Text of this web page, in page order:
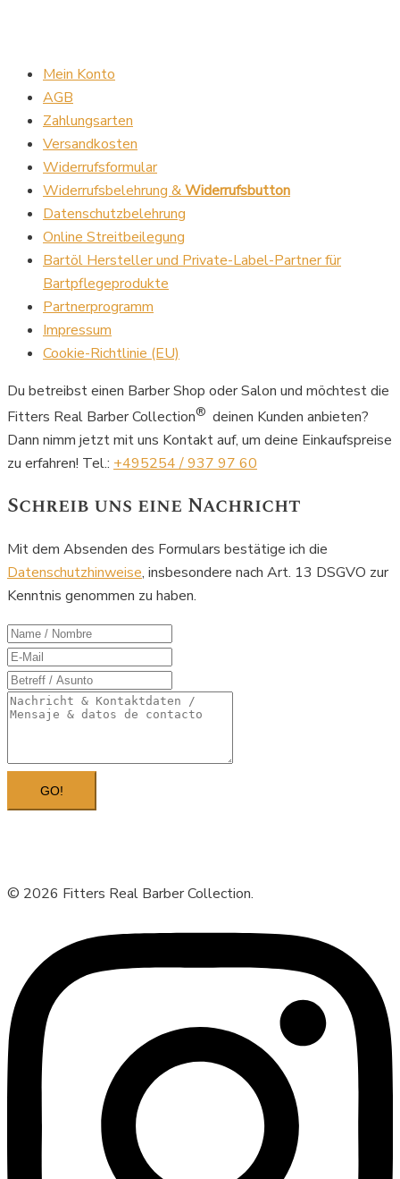
Mein Konto
AGB
Zahlungsarten
Versandkosten
Widerrufsformular
Widerrufsbelehrung &Widerrufsbutton
Datenschutzbelehrung
Online Streitbeilegung
Bartöl Hersteller und Private-Label-Partner für
Bartpflegeprodukte
Partnerprogramm
Impressum
Cookie-Richtlinie (EU)
Du betreibst einen Barber Shop oder Salon und möchtest die
Fitters Real Barber Collection® deinen Kunden anbieten?
Dann nimm jetzt mit uns Kontakt auf, um deine Einkaufspreise
zu erfahren! Tel.: +495254 / 937 97 60
Schreib uns eine Nachricht
Mit dem Absenden des Formulars bestätige ich die
Datenschutzhinweise, insbesondere nach Art. 13 DSGVO zur
Kenntnis genommen zu haben.
GO!
© 2026 Fitters Real Barber Collection.